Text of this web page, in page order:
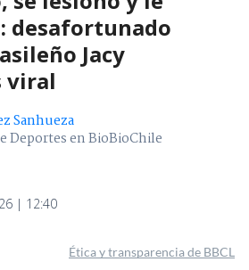
desafortunado
Jacy
viral
Sanhueza
Deportes en BioBioChile
| 12:40
Ética y transparencia de BBCL